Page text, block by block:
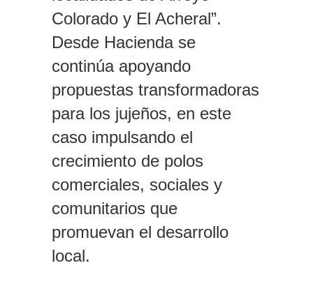
Colorado y El Acheral”.
Desde Hacienda se
continúa apoyando
propuestas transformadoras
para los jujeños, en este
caso impulsando el
crecimiento de polos
comerciales, sociales y
comunitarios que
promuevan el desarrollo
local.